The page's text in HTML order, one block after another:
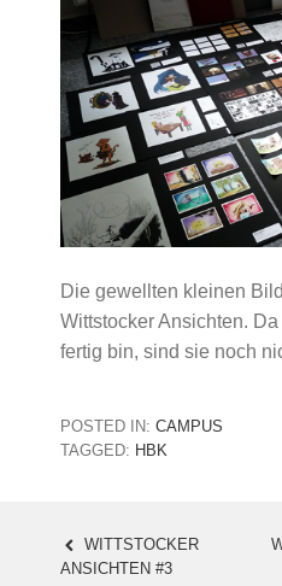
Die gewellten kleinen
Wittstocker Ansichten.
fertig bin, sind sie noch
POSTED IN: CAMPUS
TAGGED: HBK
POST
WITTSTOCKER
ANSICHTEN #3